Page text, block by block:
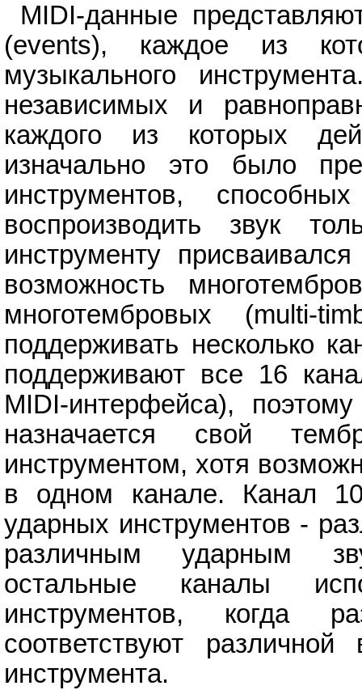
MIDI-данные
(events), каждое из
музыкального
независимых и
каждого из которых
изначально это было
инструментов,
воспроизводить звук
инструменту
возможность
многотембровых (multi-
поддерживать несколько
поддерживают все 16
MIDI-интерфейса),
назначается свой
инструментом, хотя
в одном канале. Канал
ударных инструментов -
различным ударным
остальные каналы
инструментов, когда
соответствуют
инструмента.